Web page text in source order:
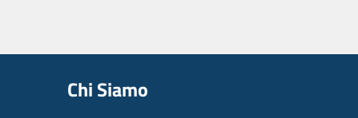
Chi Siamo